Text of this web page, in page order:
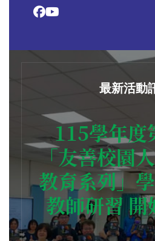
最新活動
115學年度
「友善校園
教育系列」
教師研習 開